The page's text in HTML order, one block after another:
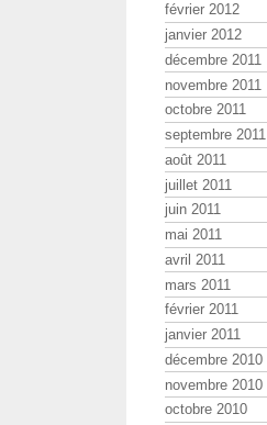
février 2012
janvier 2012
décembre 2011
novembre 2011
octobre 2011
septembre 2011
août 2011
juillet 2011
juin 2011
mai 2011
avril 2011
mars 2011
février 2011
janvier 2011
décembre 2010
novembre 2010
octobre 2010